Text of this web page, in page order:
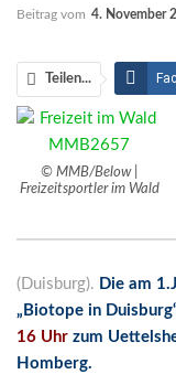
Beitrag vom 4. November
Teilen...
Facebook Messenger
© MMB/Below |
Freizeitsportler im Wald
(Duisburg). Die am
„Biotope in
16 Uhr zum
Homberg.